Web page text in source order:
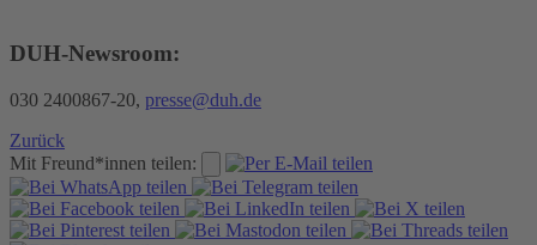
DUH-Newsroom:
030 2400867-20, presse@duh.de
Zurück
Mit Freund*innen teilen: